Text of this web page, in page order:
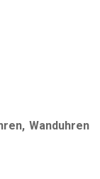
Wanduhren